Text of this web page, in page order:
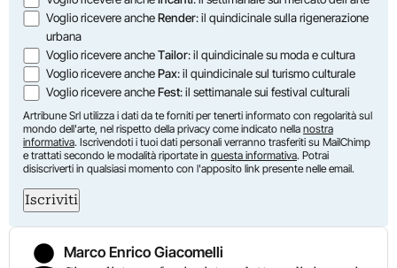
Voglio ricevere ancheRender: il quindicinale sulla rigenerazione
urbana
Voglio ricevere ancheTailor: il quindicinale su moda e cultura
Voglio ricevere anchePax: il quindicinale sul turismo culturale
Voglio ricevere ancheFest: il settimanale sui festival culturali
Artribune Srl utilizza i dati da te forniti per tenerti informato con regolarità sul
mondo dell'arte, nel rispetto della privacy come indicato nella nostra
informativa. Iscrivendoti i tuoi dati personali verranno trasferiti su MailChimp
e trattati secondo le modalità riportate in questa informativa. Potrai
disiscriverti in qualsiasi momento con l'apposito link presente nelle email.
Iscriviti
Marco Enrico Giacomelli